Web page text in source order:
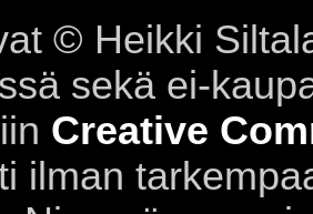
© Heikki
sekä ei-
Creative
ilman